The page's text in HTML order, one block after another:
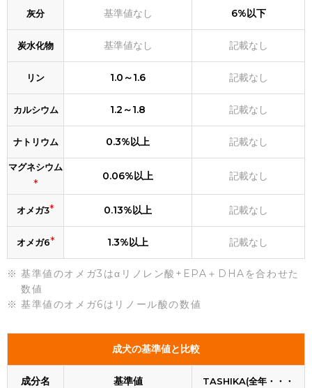
灰分 基準値なし 6%以下
炭水化物 基準値なし 記載なし
リン 1.0～1.6 記載なし
カルシウム 1.2～1.8 記載なし
ナトリウム 0.3%以上 記載なし
マグネシウム
*
0.06%以上 記載なし
オメガ3* 0.13%以上 記載なし
オメガ6* 1.3%以上 記載なし
基準値のオメガ3はαリノレン酸+EPA＋DHAを合わせた
数値
基準値のオメガ6はリノール酸の数値
成犬の基準値と比較
成分名 基準値 TASHIKA(全年・・・